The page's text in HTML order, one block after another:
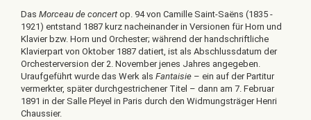
Das Morceau de concert op. 94 von Camille Saint-Saëns (1835 -
1921) entstand 1887 kurz nacheinander in Versionen für Horn und
Klavier bzw. Horn und Orchester; während der handschriftliche
Klavierpart von Oktober 1887 datiert, ist als Abschlussdatum der
Orchesterversion der 2. November jenes Jahres angegeben.
Uraufgeführt wurde das Werk als Fantaisie – ein auf der Partitur
vermerkter, später durchgestrichener Titel – dann am 7. Februar
1891 in der Salle Pleyel in Paris durch den Widmungsträger Henri
Chaussier.